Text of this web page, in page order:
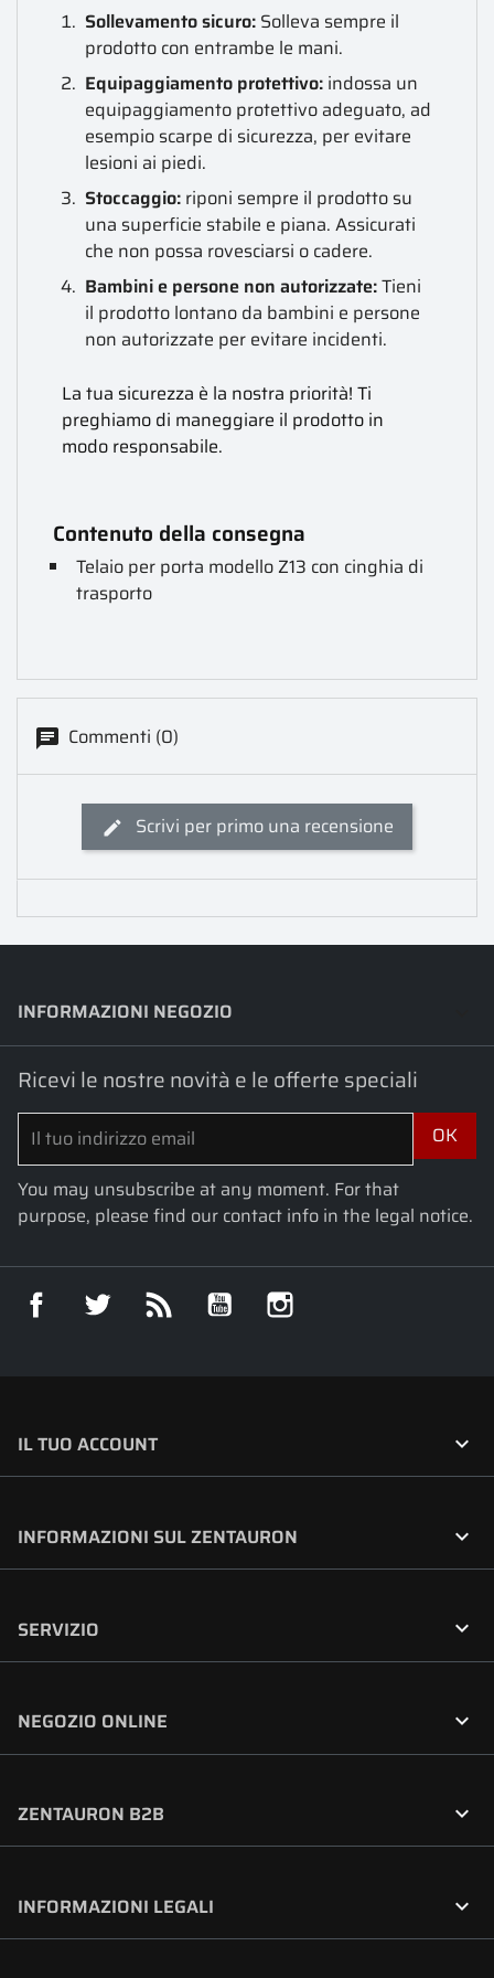
Sollevamento sicuro: Solleva sempre il
prodotto con entrambe le mani.
Equipaggiamento protettivo: indossa un
equipaggiamento protettivo adeguato, ad
esempio scarpe di sicurezza, per evitare
lesioni ai piedi.
Stoccaggio: riponi sempre il prodotto su
una superficie stabile e piana. Assicurati
che non possa rovesciarsi o cadere.
Bambini e persone non autorizzate:Tieni
il prodotto lontano da bambini e persone
non autorizzate per evitare incidenti.
La tua sicurezza è la nostra priorità! Ti
preghiamo di maneggiare il prodotto in
modo responsabile.
Contenuto della consegna
Telaio per porta modello Z13 con cinghia di
trasporto
Commenti (0)
Scrivi per primo una recensione
INFORMAZIONI NEGOZIO
Ricevi le nostre novità e le offerte speciali
You may unsubscribe at any moment. For that
purpose, please find our contact info in the legal notice.
Facebook Twitter YouTube
IL TUO ACCOUNT 
INFORMAZIONI SUL ZENTAURON 
SERVIZIO 
NEGOZIO ONLINE 
ZENTAURON B2B 
INFORMAZIONI LEGALI 